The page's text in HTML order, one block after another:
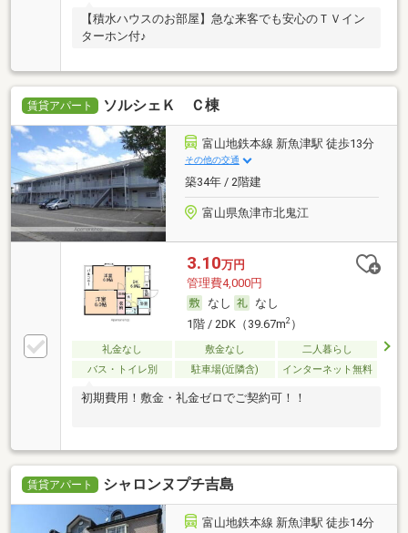
【積水ハウスのお部屋】急な来客でも安心のＴＶイン
ターホン付♪
賃貸アパート ソルシェＫ Ｃ棟
富山地鉄本線 新魚津駅 徒歩13分
その他の交通
築34年 / 2階建
富山県魚津市北鬼江
3.10万円
管理費4,000円
なし
なし
1階 / 2DK（39.67m2）
礼金なし 敷金なし
二人暮らし
バス・トイレ別
駐車場(近隣含) インターネット無料
初期費用！敷金・礼金ゼロでご契約可！！
賃貸アパート シャロンヌプチ吉島
富山地鉄本線 新魚津駅 徒歩14分